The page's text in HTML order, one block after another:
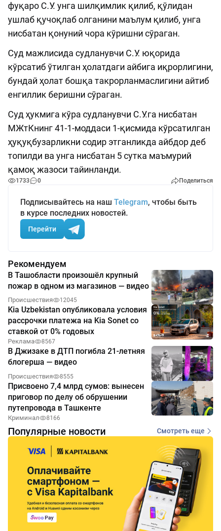
фуқаро С.У. унга шилқимлик қилиб, қўлидан
ушлаб қучоқлаб олганини маълум қилиб, унга
нисбатан қонуний чора кўришни сўраган.
Суд мажлисида судланувчи С.У. юқорида
кўрсатиб ўтилган ҳолатдаги айбига иқрорлигини,
бундай ҳолат бошқа такрорланмаслигини айтиб
енгиллик беришни сўраган.
Суд ҳукмига кўра судланувчи С.У.га нисбатан
МЖтКнинг 41-1-моддаси 1-қисмида кўрсатилган
ҳуқуқбузарликни содир этганликда айбдор деб
топилди ва унга нисбатан 5 сутка маъмурий
қамоқ жазоси тайинланди.
1733 0 Поделиться
Подписывайтесь на наш Telegram, чтобы быть
в курсе последних новостей.
Перейти
Рекомендуем
В Ташобласти произошёл крупный
пожар в одном из магазинов — видео
Происшествия 12045
Kia Uzbekistan опубликовала условия
рассрочки платежа на Kia Sonet со
ставкой от 0% годовых
Реклама 8567
В Джизаке в ДТП погибла 21-летняя
блогерша — видео
Происшествия 8555
Присвоено 7,4 млрд сумов: вынесен
приговор по делу об обрушении
путепровода в Ташкенте
Криминал 8166
Популярные новости Смотреть еще